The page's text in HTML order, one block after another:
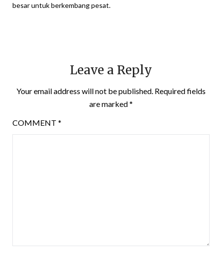
besar untuk berkembang pesat.
Leave a Reply
Your email address will not be published. Required fields
are marked*
COMMENT *